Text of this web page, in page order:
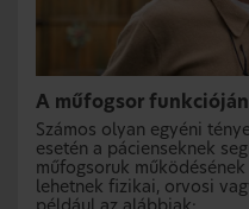
A műfogsor
Számos olyan egyéni
esetén a pácienseknek
műfogsoruk
lehetnek fizikai, orvosi